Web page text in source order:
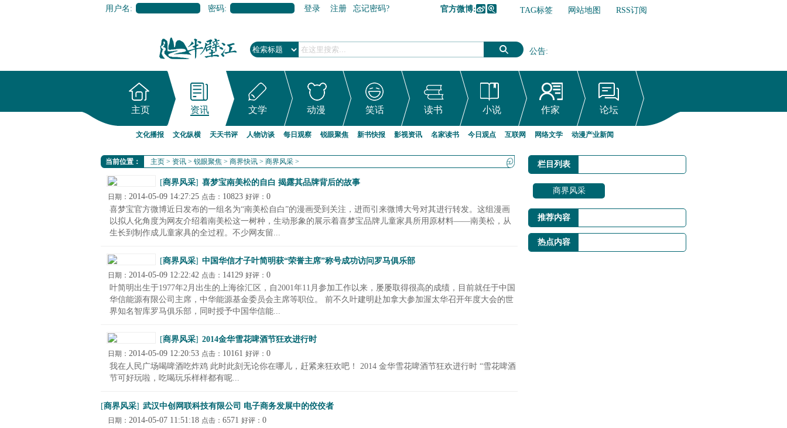
用户名: 密码: 登录 注册 忘记密码? 官方微博: TAG标签 网站地图
RSS订阅
公告:
网络文学行业自律倡议书
主页 资讯 文学 动漫 笑话 读书 小说 作家 论坛
文化播报 文化纵横 天天书评 人物访谈 每日观察 锐眼聚焦 新书快报 影视资讯 名家读书 今日观点 互联网 网络文学 动漫产业新闻
当前位置： 主页 > 资讯 > 锐眼聚焦 > 商界快讯 > 商界风采 >
[商界风采] 喜梦宝南美松的自白 揭露其品牌背后的故事
日期： 2014-05-09 14:27:25 点击： 10823 好评： 0
喜梦宝官方微博近日发布的一组名为“南美松自白”的漫画受到关注，进而引来微博大号对其进行转发。这组漫画
以拟人化角度为网友介绍着南美松这一树种，生动形象的展示着喜梦宝品牌儿童家具所用原材料——南美松，从
生长到制作成儿童家具的全过程。不少网友留...
[商界风采] 中国华信才子叶简明获“荣誉主席”称号成功访问罗马俱乐部
日期： 2014-05-09 12:22:42 点击： 14129 好评： 0
叶简明出生于1977年2月出生的上海徐汇区，自2001年11月参加工作以来，屡屡取得很高的成绩，目前就任于中国
华信能源有限公司主席，中华能源基金委员会主席等职位。 前不久叶建明赴加拿大参加渥太华召开年度大会的世
界知名智库罗马俱乐部，同时授予中国华信能...
[商界风采] 2014金华雪花啤酒节狂欢进行时
日期： 2014-05-09 12:20:53 点击： 10161 好评： 0
我在人民广场喝啤酒吃炸鸡 此时此刻无论你在哪儿，赶紧来狂欢吧！ 2014 金华雪花啤酒节狂欢进行时 “雪花啤酒
节可好玩啦，吃喝玩乐样样都有呢...
[商界风采] 武汉中创网联科技有限公司 电子商务发展中的佼佼者
日期： 2014-05-07 11:51:18 点击： 6571 好评： 0
栏目列表
商界风采
推荐内容
热点内容